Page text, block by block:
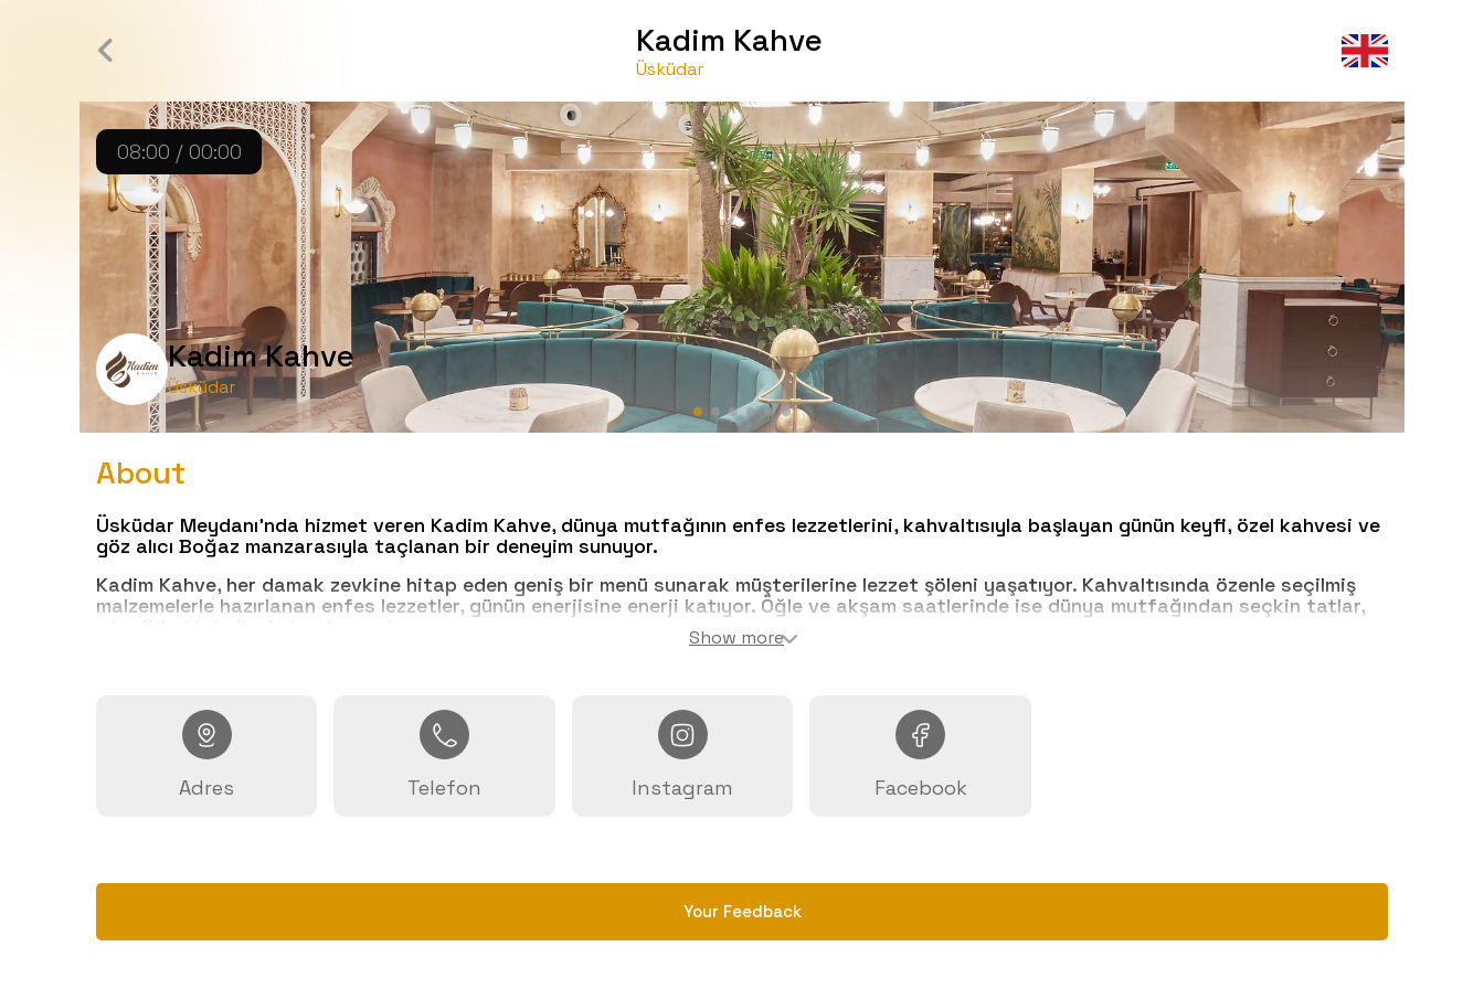
Kadim Kahve
Üsküdar
08:00 / 00:00
Kadim Kahve
Üsküdar
About
Üsküdar Meydanı'nda hizmet veren Kadim Kahve, dünya mutfağının enfes lezzetlerini, kahvaltısıyla başlayan günün keyfi, özel kahvesi ve
göz alıcı Boğaz manzarasıyla taçlanan bir deneyim sunuyor.
Kadim Kahve, her damak zevkine hitap eden geniş bir menü sunarak müşterilerine lezzet şöleni yaşatıyor. Kahvaltısında özenle seçilmiş
malzemelerle hazırlanan enfes lezzetler, günün enerjisine enerji katıyor. Öğle ve akşam saatlerinde ise dünya mutfağından seçkin tatlar,
Show more
Adres Telefon Instagram Facebook
Your Feedback